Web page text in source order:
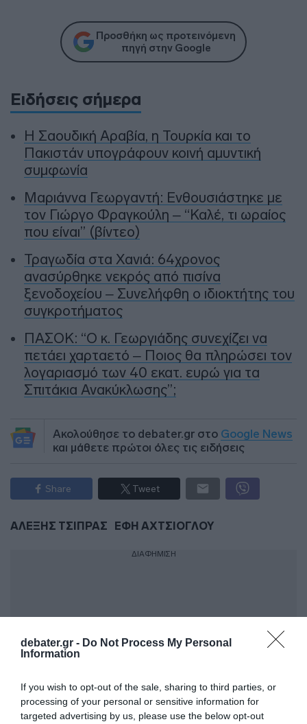
debater.gr - Do Not Process My Personal
Information
If you wish to opt-out of the sale, sharing to third parties, or
processing of your personal or sensitive information for
targeted advertising by us, please use the below opt-out
Προσθήκη ως προτεινόμενη
πηγή στην Google
Ειδήσεις σήμερα
Η Σαουδική Αραβία, η Τουρκία και το
Πακιστάν υπογράφουν κοινή αμυντική
συμφωνία
Μαριάννα Γεωργαντή: Ενθουσιάστηκε με
τον Γιώργο Φραγκούλη – “Καλέ, τι ωραίος
που είναι” (βίντεο)
Τραγωδία στα Χανιά: 64χρονος
ανασύρθηκε νεκρός από πισίνα
ξενοδοχείου – Συνελήφθη ο ιδιοκτήτης του
συγκροτήματος
ΠΑΣΟΚ: “Ο κ. Γεωργιάδης συνεχίζει να
πετάει χαρταετό – Ποιος θα πληρώσει τον
λογαριασμό των 40 εκατ. ευρώ για τα
Σπιτάκια Ανακύκλωσης”;
Ακολούθησε το debater.gr στο Google News
και μάθετε πρώτοι όλες τις ειδήσεις
Share Tweet
ΑΛΕΞΗΣ ΤΣΙΠΡΑΣ ΕΦΗ ΑΧΤΣΙΟΓΛΟΥ
ΔΙΑΦΗΜΙΣΗ